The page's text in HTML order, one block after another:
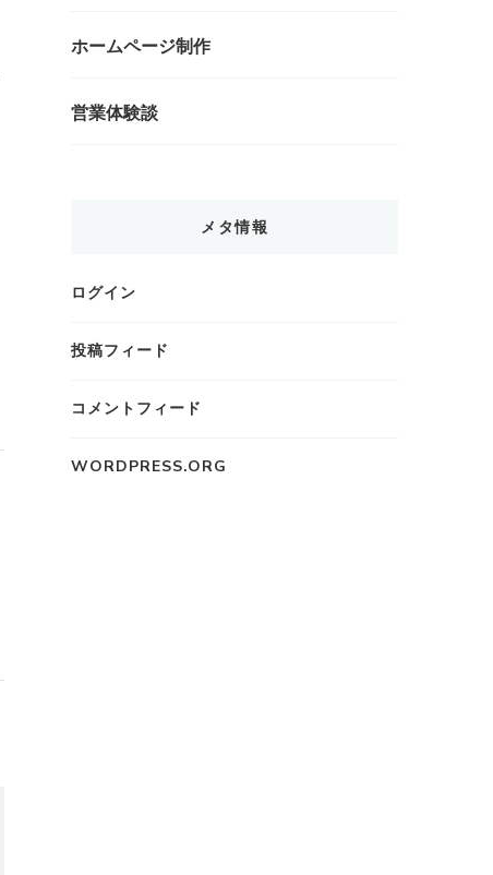
ホームページ制作
営業体験談
メタ情報
ログイン
投稿フィード
コメントフィード
WORDPRESS.ORG